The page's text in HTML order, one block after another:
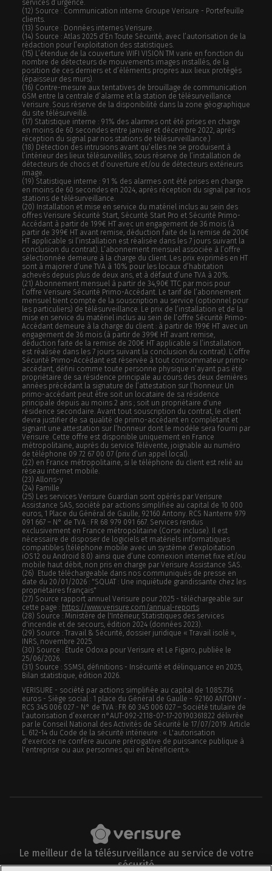
services d’urgence.
(12) Source : Communication interne Groupe Verisure - Portefeuille
clients.
(13) Source : Données internes Verisure.
(14) Source : Atlas 2025 d’En Toute Sécurité, avec l’autorisation de la
rédaction pour l’exploitation des statistiques.
(15) L’étendue de la couverture WIFI VISION TM varie en fonction du
nombre de détecteurs de mouvements images installés, de la
position de ces derniers et d’éléments propres aux lieux protégés
(épaisseur des murs).
(16) Contre-mesure aux tentatives de brouillage de communication
GSM entre la centrale d’alarme et la station de télésurveillance
Verisure. Sous réserve de la disponibilité dans la zone géographique
du site télésurveillé.
(17) Statistique interne : 91% des alarmes ont été prises en charge
en moins de 60 secondes entre janvier et décembre 2022, après
réception du signal par nos stations de télésurveillance.)
(18) Détection des intrusions avant qu’elles ne se produisent à
l’intérieur des lieux télésurveillés, sous réserve de l’installation de
détecteurs de chocs et d’ouverture et/ou de détecteurs extérieurs
image.
(19) Statistique interne : 91 % des alarmes ont été prises en charge
en moins de 60 secondes en 2024, après réception du signal par nos
stations de télésurveillance.
(20) Installation et mise en service du matériel inclus au sein des
offres Verisure Sécurité Start, Sécurité Start Pro et Sécurité Primo-
Accédant à partir de 199€ HT avec un engagement de 36 mois (à
partir de 399€ HT avant remise, déduction faite de la remise de 200€
HT applicable si l’installation est réalisée dans les 7 jours suivant la
conclusion du contrat). L’abonnement mensuel associée à l’offre
sélectionnée demeure à la charge du client. Les prix exprimés en HT
sont à majorer d’une TVA à 10% pour les locaux d’habitation
achevés depuis plus de deux ans, et à défaut d’une TVA à 20%.
(21) Abonnement mensuel à partir de 34,90€ TTC par mois pour
l’offre Verisure Sécurité Primo-Accédant. Le tarif de l’abonnement
mensuel tient compte de la souscription au service (optionnel pour
les particuliers) de télésurveillance. Le prix de l’installation et de la
mise en service du matériel inclus au sein de l’offre Sécurité Primo-
Accédant demeure à la charge du client : à partir de 199€ HT avec un
engagement de 36 mois (à partir de 399€ HT avant remise,
déduction faite de la remise de 200€ HT applicable si l’installation
est réalisée dans les 7 jours suivant la conclusion du contrat). L’offre
Sécurité Primo-Accédant est réservée à tout consommateur primo-
accédant, défini comme toute personne physique n’ayant pas été
propriétaire de sa résidence principale au cours des deux dernières
années précédant la signature de l’attestation sur l’honneur. Un
primo-accédant peut être soit un locataire de sa résidence
principale depuis au moins 2 ans ; soit un propriétaire d'une
résidence secondaire. Avant tout souscription du contrat, le client
devra justifier de sa qualité de primo-accédant en complétant et
signant une attestation sur l’honneur dont le modèle sera fourni par
Verisure. Cette offre est disponible uniquement en France
métropolitaine, auprès du service Télévente, joignable au numéro
de téléphone 09 72 67 00 07 (prix d’un appel local).
(22) en France métropolitaine, si le téléphone du client est relié au
réseau internet mobile.
(23) Allons-y
(24) Famille
(25) Les services Verisure Guardian sont opérés par Verisure
Assistance SAS, société par actions simplifiée au capital de 10 000
euros, 1 Place du Général de Gaulle, 92160 Antony. RCS Nanterre 979
091 667 – N° de TVA : FR 68 979 091 667. Services rendus
exclusivement en France métropolitaine (Corse incluse). Il est
nécessaire de disposer de logiciels et matériels informatiques
compatibles (téléphone mobile avec un système d’exploitation
iOS12 ou Android 8.0) ainsi que d’une connexion internet fixe et/ou
mobile haut débit, non pris en charge par Verisure Assistance SAS.
(26) Etude téléchargeable dans nos communiqués de presse en
date du 20/01/2026 : "SQUAT : Une inquiétude grandissante chez les
propriétaires français"
(27) Source rapport annuel Verisure pour 2025 - téléchargeable sur
cette page : https://www.verisure.com/annual-reports
(28) Source : Ministère de l'Intérieur, Statistiques des services
d'incendie et de secours, édition 2024 (données 2023).
(29) Source : Travail & Sécurité, dossier juridique « Travail isolé »,
INRS, novembre 2025.
(30) Source : Étude Odoxa pour Verisure et Le Figaro, publiée le
25/06/2026.
(31) Source : SSMSI, définitions - Insécurité et délinquance en 2025,
Bilan statistique, édition 2026.
VERISURE - société par actions simplifiée au capital de 1.085.736
euros - Siège social : 1 place du Général de Gaulle - 92160 ANTONY -
RCS 345 006 027 - N° de TVA : FR 60 345 006 027 – Société titulaire de
l’autorisation d’exercer n°AUT-092-2118-07-17-20190361822 délivrée
par le Conseil National des Activités de Sécurité le 17/07/2019. Article
L. 612-14 du Code de la sécurité intérieure : « L'autorisation
d'exercice ne confère aucune prérogative de puissance publique à
l'entreprise ou aux personnes qui en bénéficient.».
Le meilleur de la télésurveillance au service de votre
sécurité